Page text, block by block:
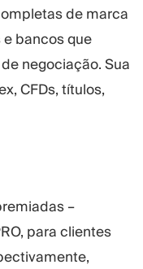
de marca
bancos que
negociação. Sua
CFDs, títulos,
–
para clientes